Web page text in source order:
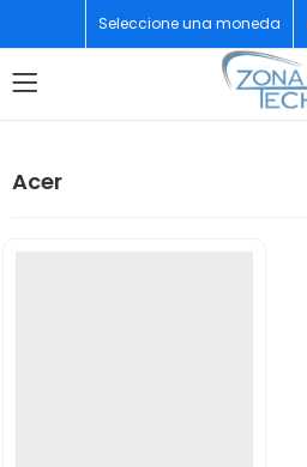
Seleccione una moneda
Acer